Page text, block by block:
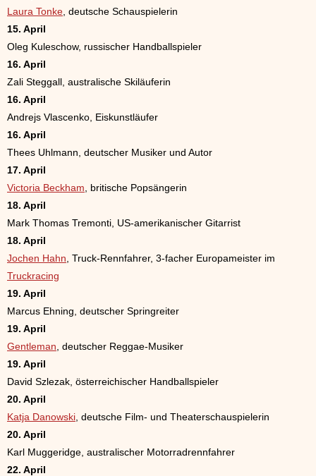
Laura Tonke , deutsche Schauspielerin
15. April
Oleg Kuleschow, russischer Handballspieler
16. April
Zali Steggall, australische Skiläuferin
16. April
Andrejs Vlascenko, Eiskunstläufer
16. April
Thees Uhlmann, deutscher Musiker und Autor
17. April
Victoria Beckham , britische Popsängerin
18. April
Mark Thomas Tremonti, US-amerikanischer Gitarrist
18. April
Jochen Hahn , Truck-Rennfahrer, 3-facher Europameister im
Truckracing
19. April
Marcus Ehning, deutscher Springreiter
19. April
Gentleman , deutscher Reggae-Musiker
19. April
David Szlezak, österreichischer Handballspieler
20. April
Katja Danowski , deutsche Film- und Theaterschauspielerin
20. April
Karl Muggeridge, australischer Motorradrennfahrer
22. April